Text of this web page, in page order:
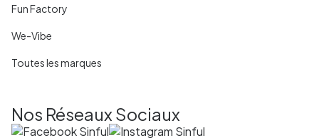
Fun Factory
We-Vibe
Toutes les marques
Nos Réseaux Sociaux